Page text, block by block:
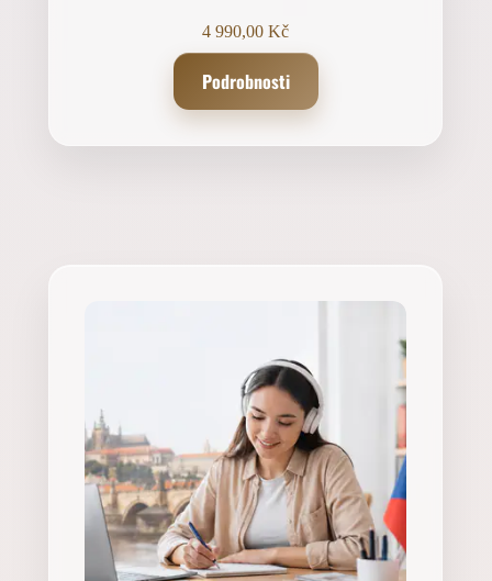
4 990,00Kč
Podrobnosti